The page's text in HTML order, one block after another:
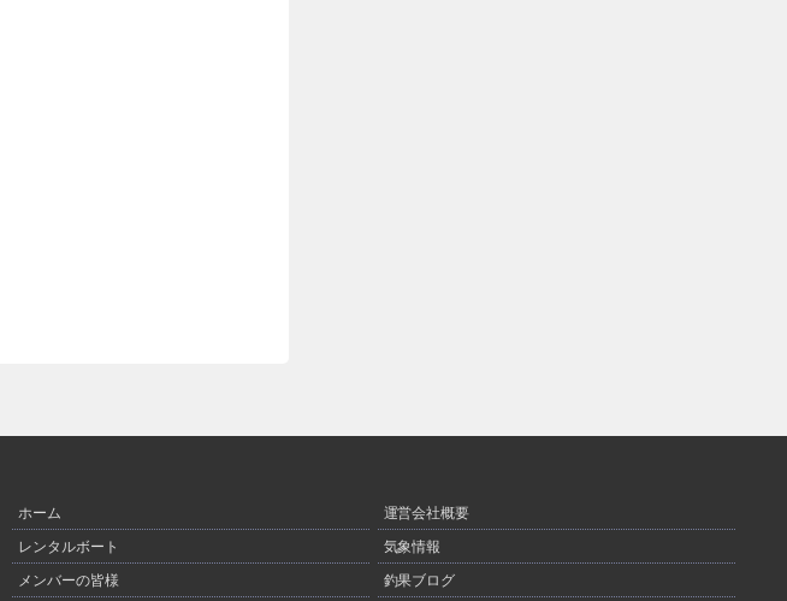
ホーム
運営会社概要
レンタルボート
気象情報
メンバーの皆様
釣果ブログ